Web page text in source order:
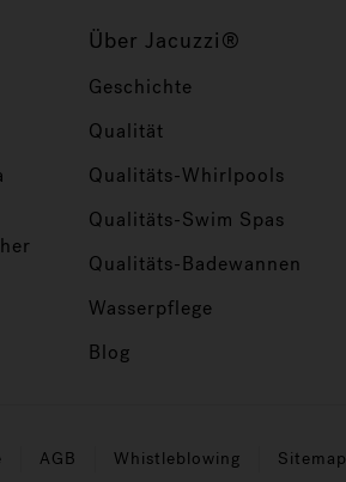
Über Jacuzzi®
Geschichte
Qualität
Qualitäts-Whirlpools
Qualitäts-Swim Spas
Qualitäts-Badewannen
Wasserpflege
Blog
AGB Whistleblowing Sitemap